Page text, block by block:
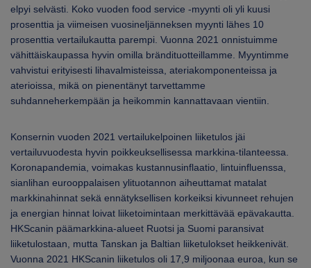
elpyi selvästi. Koko vuoden food service -myynti oli yli kuusi
prosenttia ja viimeisen vuosineljänneksen myynti lähes 10
prosenttia vertailukautta parempi. Vuonna 2021 onnistuimme
vähittäiskaupassa hyvin omilla brändituotteillamme. Myyntimme
vahvistui erityisesti lihavalmisteissa, ateriakomponenteissa ja
aterioissa, mikä on pienentänyt tarvettamme
suhdanneherkempään ja heikommin kannattavaan vientiin.
Konsernin vuoden 2021 vertailukelpoinen liiketulos jäi
vertailuvuodesta hyvin poikkeuksellisessa markkina-tilanteessa.
Koronapandemia, voimakas kustannusinflaatio, lintuinfluenssa,
sianlihan eurooppalaisen ylituotannon aiheuttamat matalat
markkinahinnat sekä ennätyksellisen korkeiksi kivunneet rehujen
ja energian hinnat loivat liiketoimintaan merkittävää epävakautta.
HKScanin päämarkkina-alueet Ruotsi ja Suomi paransivat
liiketulostaan, mutta Tanskan ja Baltian liiketulokset heikkenivät.
Vuonna 2021 HKScanin liiketulos oli 17,9 miljoonaa euroa, kun se